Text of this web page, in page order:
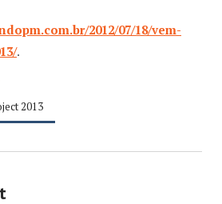
2012/07/18/vem-
.
2013